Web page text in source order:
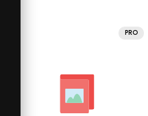
PRO